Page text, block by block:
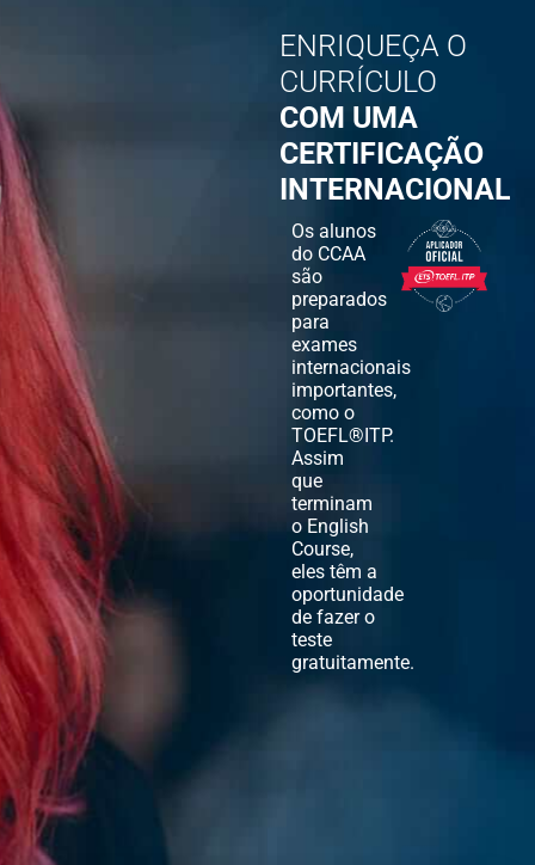
ENRIQUEÇA O
CURRÍCULO
COM UMA
CERTIFICAÇÃO
INTERNACIONAL
Os alunos
do CCAA
são
preparados
para
exames
internacionais
importantes,
como o
TOEFL®ITP.
Assim
que
terminam
o English
Course,
eles têm a
oportunidade
de fazer o
teste
gratuitamente.